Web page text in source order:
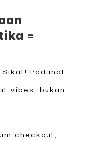
=
Padahal
vibes, bukan
checkout,